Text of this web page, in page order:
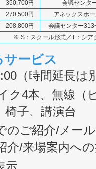
350,700円
会議センタ
270,500円
アネックスホ
208,800円
会議センター
※ S：スクール形式／T：シア
サービス
（時間延長
ク4本、無線
椅子、講演台
のご紹介/メー
介/来場案内へ
示